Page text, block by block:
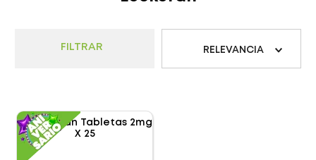
FILTRAR RELEVANCIA